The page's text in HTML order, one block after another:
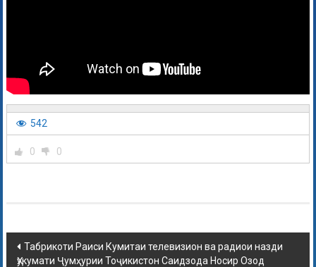
542
0 0
Табрикоти Раиси Кумитаи телевизион ва радиои назди
Ҳукумати Ҷумҳурии Тоҷикистон Саидзода Носир Озод